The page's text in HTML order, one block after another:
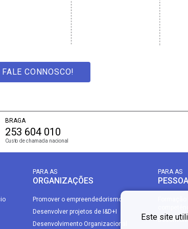
FALE CONNOSCO!
BRAGA
253 604 010
Custo de chamada nacional
PARA AS
ORGANIZAÇÕES
Promover o empreendedorismo
Desenvolver projetos de I&D+I
Desenvolvimento Organizacional
PARA AS
Este site